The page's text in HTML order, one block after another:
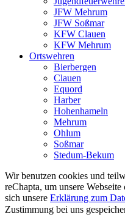
JFW Mehrum
JFW Soßmar
KFW Clauen
KFW Mehrum
Ortswehren
Bierbergen
Clauen
Equord
Harber
Hohenhameln
Mehrum
Ohlum
Soßmar
Stedum-Bekum
Wir benutzen cookies und
reChapta, um unsere
sich unsere Erklärung zum
Zustimmung bei uns